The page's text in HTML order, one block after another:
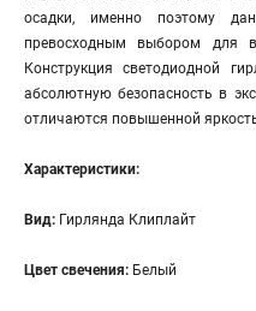
осадки, именно поэтому
превосходным выбором для
Конструкция светодиодной
абсолютную безопасность в
отличаются повышенной
Характеристики:
Вид: Гирлянда Клиплайт
Цвет свечения: Белый